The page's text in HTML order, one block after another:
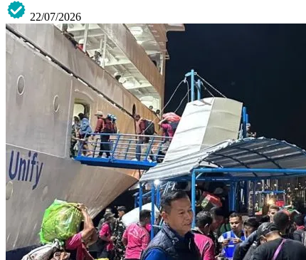
22/07/2026